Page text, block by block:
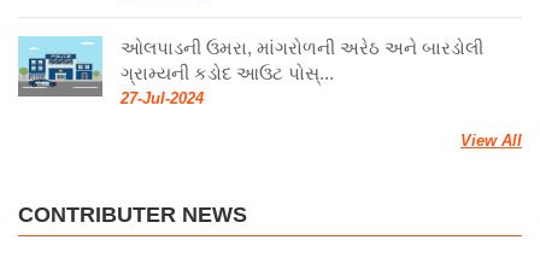
ઓલપાડની ઉમરા, માંગરોળની અરેઠ અને બારડોલી
ગ્રામ્યની કડોદ આઉટ પોસ્...
27-Jul-2024
View All
CONTRIBUTER NEWS